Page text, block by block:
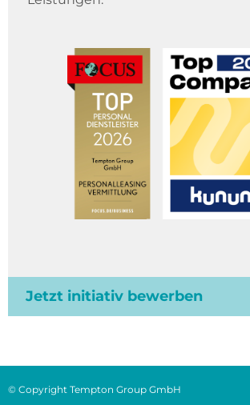
Jetzt initiativ bewerben
© Copyright Tempton Group GmbH